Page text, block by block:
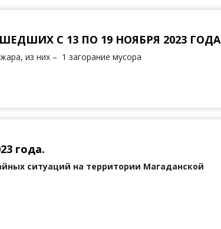
С 13 ПО 19 НОЯБРЯ 2023 ГОДА
из них – 1 загорание мусора
года.
ситуаций на территории Магаданской